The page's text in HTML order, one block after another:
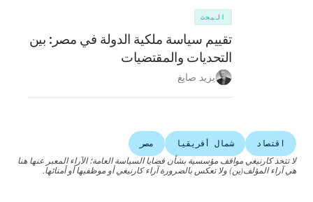
البحث
تقييم سياسة ملكية الدولة في مصر: بين
التحديات والمقتضيات
يزيد صايغ
اقتصاد شمال أفريقيا
مصر
لا تتخذ كارنيغي مواقف مؤسسية بشأن قضايا السياسة العامة؛ الآراء المعبر عنها هنا
هي آراء المؤلف(ين) ولا تعكس بالضرورة آراء كارنيغي أو موظفيها أو أمنائها.